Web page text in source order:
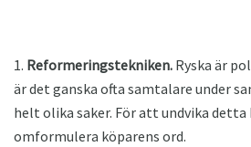
1. Reformeringstekniken. Ryska är
är det ganska ofta samtalare under
helt olika saker. För att undvika detta
omformulera köparens ord.